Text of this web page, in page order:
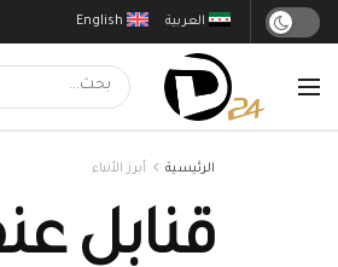
English العربية
الرئيسية أبرز الأنباء
قنابل